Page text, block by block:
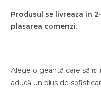
Produsul se livreaza in
plasarea comenzi.
Alege o geantă care să îți
aducă un plus de